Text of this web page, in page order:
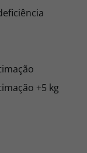
+5 kg